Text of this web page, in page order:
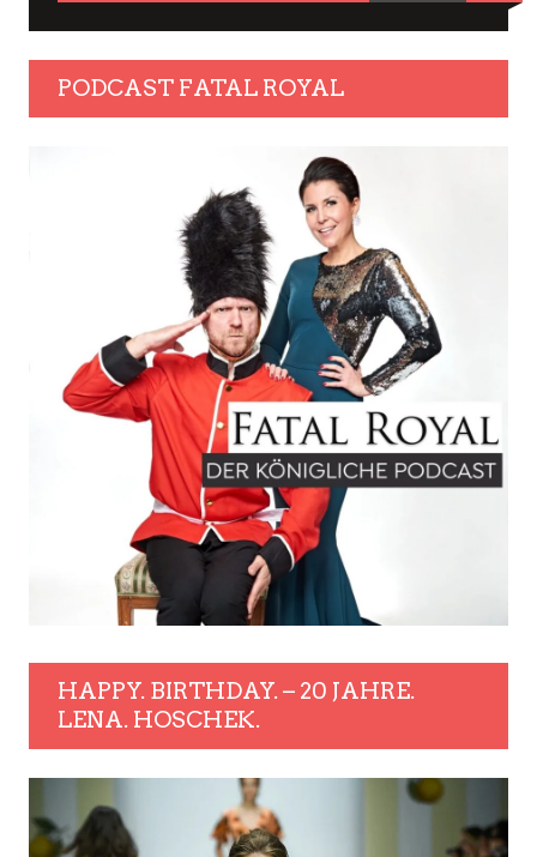
PODCAST FATAL ROYAL
HAPPY. BIRTHDAY. – 20 JAHRE.
LENA. HOSCHEK.